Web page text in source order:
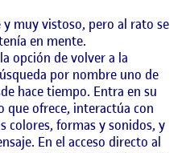
muy vistoso, pero al rato se
en mente.
opción de volver a la
por nombre uno de
hace tiempo. Entra en su
que ofrece, interactúa con
colores, formas y sonidos, y
En el acceso directo al